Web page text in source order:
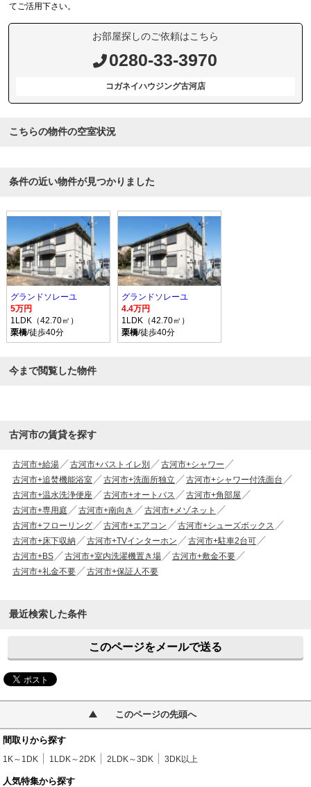
てご活用下さい。
お部屋探しのご依頼はこちら
0280-33-3970
コガネイハウジング古河店
こちらの物件の空室状況
条件の近い物件が見つかりました
グランドソレーユ
5万円
1LDK（42.70㎡）
栗橋/徒歩40分
グランドソレーユ
4.4万円
1LDK（42.70㎡）
栗橋/徒歩40分
今まで閲覧した物件
古河市の賃貸を探す
古河市+給湯 古河市+バストイレ別
古河市+シャワー
古河市+追焚機能浴室
古河市+洗面所独立
古河市+シャワー付洗面台
古河市+温水洗浄便座
古河市+オートバス
古河市+角部屋
古河市+専用庭
古河市+南向き
古河市+メゾネット
古河市+フローリング
古河市+エアコン
古河市+シューズボックス
古河市+床下収納
古河市+TVインターホン
古河市+駐車2台可
古河市+BS
古河市+室内洗濯機置き場
古河市+敷金不要
古河市+礼金不要
古河市+保証人不要
最近検索した条件
このページをメールで送る
このページの先頭へ
間取りから探す
1K～1DK 1LDK～2DK 2LDK～3DK 3DK以上
人気特集から探す